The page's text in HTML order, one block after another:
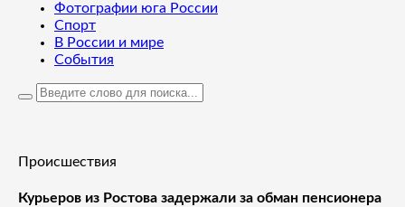
Фотографии юга России
Спорт
В России и мире
События
Происшествия
Курьеров из Ростова задержали за обман пенсионера